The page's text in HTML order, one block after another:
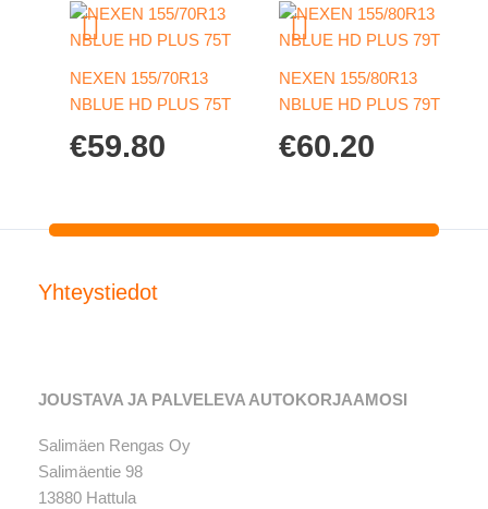
NEXEN 155/70R13
NBLUE HD PLUS 75T
€59.80
NEXEN 155/80R13
NBLUE HD PLUS 79T
€60.20
Yhteystiedot
JOUSTAVA JA PALVELEVA AUTOKORJAAMOSI
Salimäen Rengas Oy
Salimäentie 98
13880 Hattula